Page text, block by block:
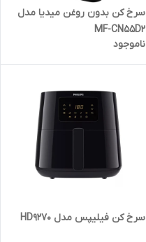
سرخ کن بدون روغن میدیا مدل
MF-CN55D2
ناموجود
سرخ کن فیلیپس مدل HD9270